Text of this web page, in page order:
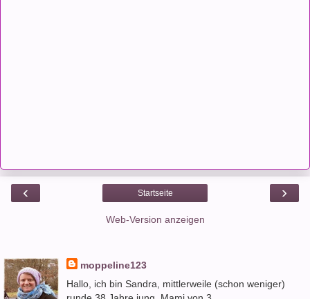
‹ ›
Startseite
Web-Version anzeigen
moppeline123
Hallo, ich bin Sandra, mittlerweile (schon weniger)